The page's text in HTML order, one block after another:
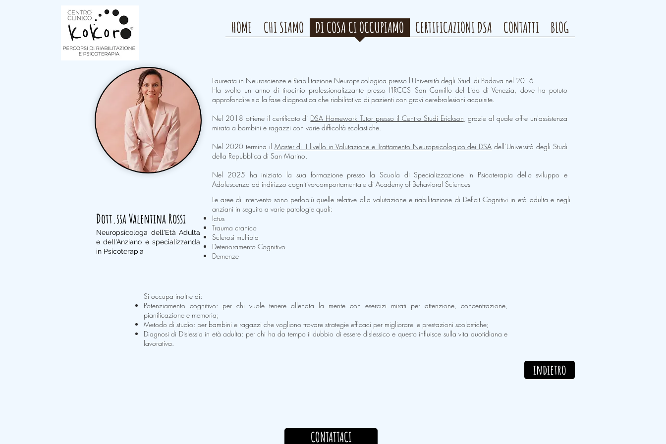
HOME CHI SIAMO DI COSA CI OCCUPIAMO CERTIFICAZIONI DSA CONTATTI BLOG
Laureata in Neuroscienze e Riabilitazione Neuropsicologica presso l'Università degli Studi di Padova nel 2016.
Ha svolto un anno di tirocinio professionalizzante presso l'IRCCS San Camillo del Lido di Venezia, dove ha potuto
approfondire sia la fase diagnostica che riabilitativa di pazienti con gravi cerebrolesioni acquisite.
Nel 2018 ottiene il certificato di DSA Homework Tutor presso il Centro Studi Erickson, grazie al quale offre un'assistenza
mirata a bambini e ragazzi con varie difficoltà scolastiche.
Nel 2020 termina il Master di II livello in Valutazione e Trattamento Neuropsicologico dei DSA dell’Università degli Studi
della Repubblica di San Marino.
Nel 2025 ha iniziato la sua formazione presso la Scuola di Specializzazione in Psicoterapia dello sviluppo e
Adolescenza ad indirizzo cognitivo-comportamentale di Academy of Behavioral Sciences
Dott.ssa Valentina Rossi
Neuropsicologa dell'Età Adulta
e dell'Anziano e specializzanda
in Psicoterapia
Le aree di intervento sono perlopiù quelle relative alla valutazione e riabilitazione di Deficit Cognitivi in età adulta e negli
anziani in seguito a varie patologie quali:
Ictus
Trauma cranico
Sclerosi multipla
Deterioramento Cognitivo
Demenze
Si occupa inoltre di:
Potenziamento cognitivo: per chi vuole tenere allenata la mente con esercizi mirati per attenzione, concentrazione,
pianificazione e memoria;
Metodo di studio: per bambini e ragazzi che vogliono trovare strategie efficaci per migliorare le prestazioni scolastiche;
Diagnosi di Dislessia in età adulta: per chi ha da tempo il dubbio di essere dislessico e questo influisce sulla vita quotidiana e
lavorativa.
indietro
CONTATTACI